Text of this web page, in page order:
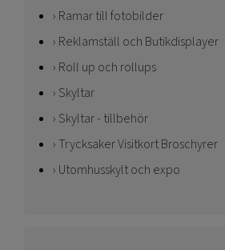
Ramar till fotobilder
Reklamställ och Butikdisplayer
Roll up och rollups
Skyltar
Skyltar - tillbehör
Trycksaker Visitkort Broschyrer
Utomhusskylt och expo